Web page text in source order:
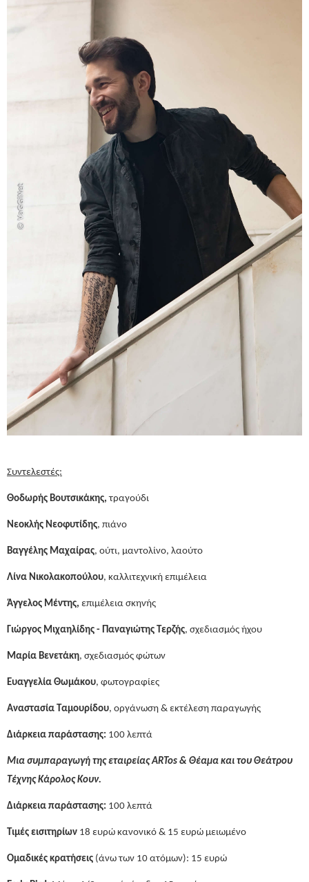
Συντελεστές:
Θοδωρής Βουτσικάκης, τραγούδι
Νεοκλής Νεοφυτίδης, πιάνο
Βαγγέλης Μαχαίρας, ούτι, μαντολίνο, λαούτο
Λίνα Νικολακοπούλου, καλλιτεχνική επιμέλεια
Άγγελος Μέντης, επιμέλεια σκηνής
Γιώργος Μιχαηλίδης - Παναγιώτης Τερζής, σχεδιασμός ήχου
Μαρία Βενετάκη, σχεδιασμός φώτων
Ευαγγελία Θωμάκου, φωτογραφίες
Αναστασία Ταμουρίδου, οργάνωση & εκτέλεση παραγωγής
Διάρκεια παράστασης: 100 λεπτά
Μια συμπαραγωγή της εταιρείας ARTos & Θέαμα και του Θεάτρου
Τέχνης Κάρολος Κουν.
Διάρκεια παράστασης: 100 λεπτά
Τιμές εισιτηρίων 18 ευρώ κανονικό & 15 ευρώ μειωμένο
Ομαδικές κρατήσεις (άνω των 10 ατόμων): 15 ευρώ